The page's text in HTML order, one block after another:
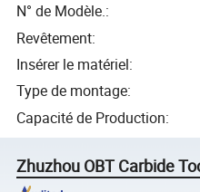
N° de Modèle.:
Revêtement:
Insérer le matériel:
Type de montage:
Capacité de Production:
Zhuzhou OBT Carbide